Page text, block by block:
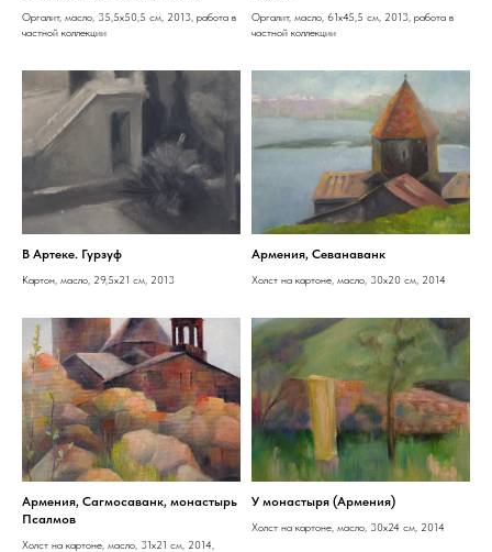
Оргалит, масло, 35,5x50,5 см, 2013, работа в
частной коллекции
Оргалит, масло, 61x45,5 см, 2013, работа в
частной коллекции
В Артеке. Гурзуф
Картон, масло, 29,5х21 см, 2013
Армения, Севанаванк
Холст на картоне, масло, 30x20 см, 2014
Армения, Сагмосаванк, монастырь
Псалмов
Холст на картоне, масло, 31x21 см, 2014,
У монастыря (Армения)
Холст на картоне, масло, 30x24 см, 2014